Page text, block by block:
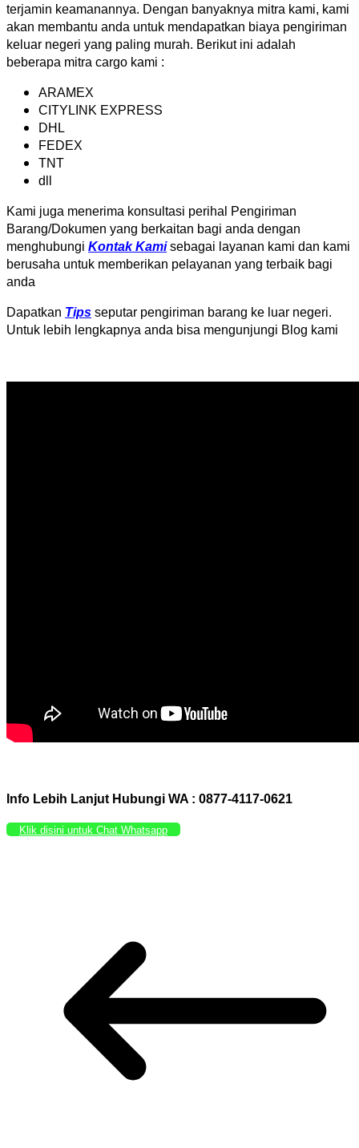
terjamin keamanannya. Dengan banyaknya mitra kami, kami
akan membantu anda untuk mendapatkan biaya pengiriman
keluar negeri yang paling murah. Berikut ini adalah
beberapa mitra cargo kami :
ARAMEX
CITYLINK EXPRESS
DHL
FEDEX
TNT
dll
Kami juga menerima konsultasi perihal Pengiriman
Barang/Dokumen yang berkaitan bagi anda dengan
menghubungi Kontak Kamisebagai layanan kami dan kami
berusaha untuk memberikan pelayanan yang terbaik bagi
anda
Dapatkan Tips seputar pengiriman barang ke luar negeri.
Untuk lebih lengkapnya anda bisa mengunjungi Blog kami
Info Lebih Lanjut Hubungi WA : 0877-4117-0621
Klik disini untuk Chat Whatsapp